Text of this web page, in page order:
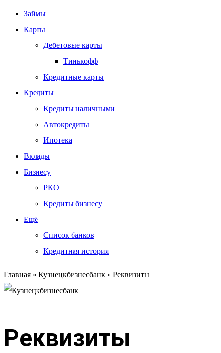
Займы
Карты
Дебетовые карты
Тинькофф
Кредитные карты
Кредиты
Кредиты наличными
Автокредиты
Ипотека
Вклады
Бизнесу
РКО
Кредиты бизнесу
Ещё
Список банков
Кредитная история
Главная » Кузнецкбизнесбанк » Реквизиты
Реквизиты